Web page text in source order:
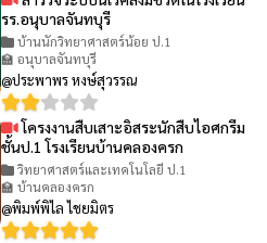
รร.อนุบาลจันทบุรี
บ้านนักวิทยาศาสตร์น้อย ป.1
🏫 อนุบาลจันทบุรี
@ประพาพร หงษ์สุวรรณ
โครงงานสืบเสาะอิสระนักสืบไอศกรีม
ชั้นป.1 โรงเรียนบ้านคลองครก
วิทยาศาสตร์และเทคโนโลยี ป.1
🏫 บ้านคลองครก
@พิมพ์พิไล ไชยมิตร